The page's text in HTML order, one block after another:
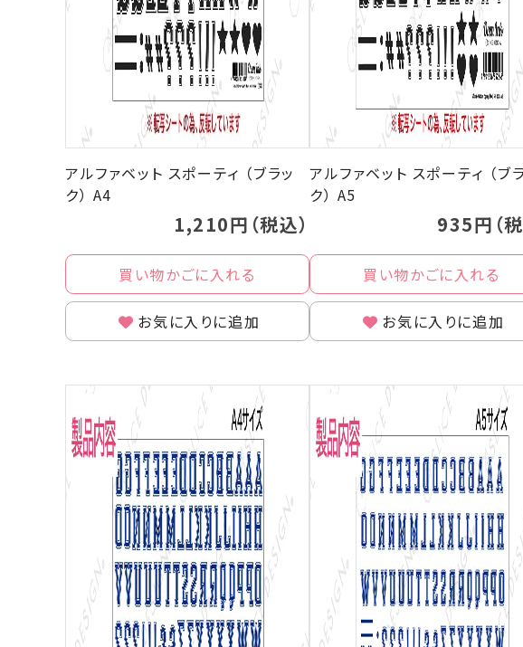
アルファベット スポーティ （ブラッ
ク） A4
1,210円（税込）
買い物かごに入れる
お気に入りに追加
アルファベット スポーティ （ブ
ク） A5
935円（税
買い物かごに入れる
お気に入りに追加